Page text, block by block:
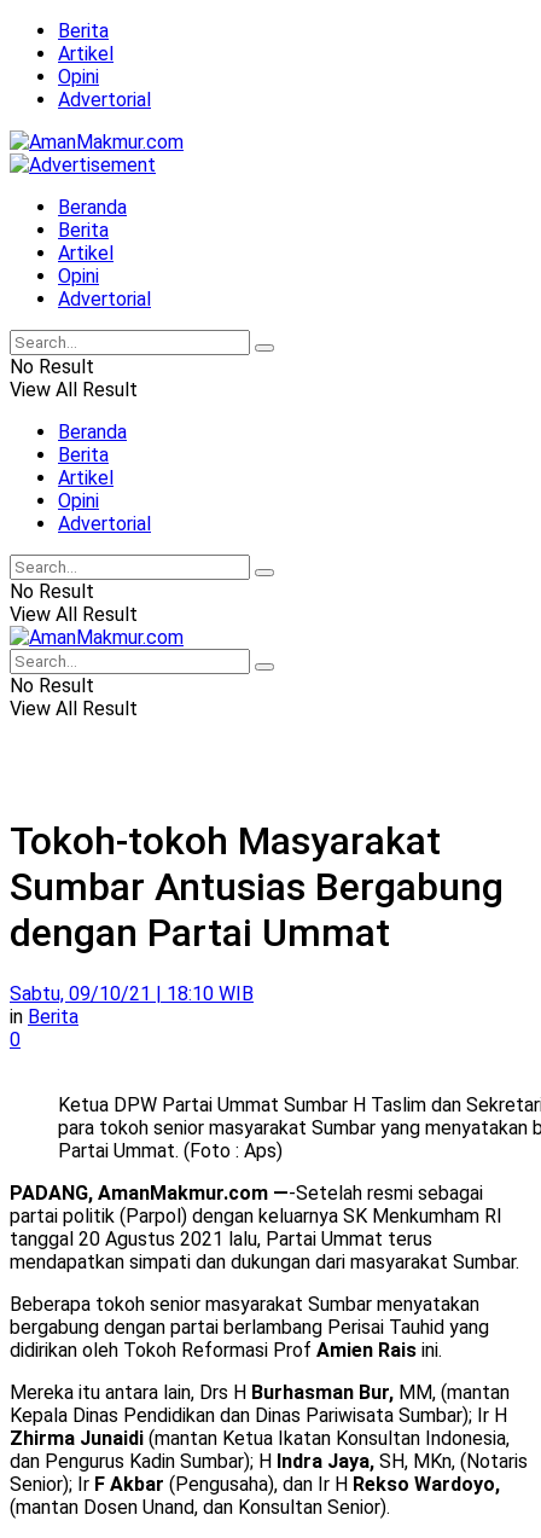
Berita
Artikel
Opini
Advertorial
Beranda
Berita
Artikel
Opini
Advertorial
No Result
View All Result
Beranda
Berita
Artikel
Opini
Advertorial
No Result
View All Result
No Result
View All Result
Tokoh-tokoh Masyarakat
Sumbar Antusias Bergabung
dengan Partai Ummat
Sabtu, 09/10/21 | 18:10 WIB
in Berita
0
Ketua DPW Partai Ummat Sumbar H Taslim dan
para tokoh senior masyarakat Sumbar yang menyatakan
Partai Ummat. (Foto : Aps)
PADANG, AmanMakmur.com —-Setelah resmi sebagai
partai politik (Parpol) dengan keluarnya SK Menkumham RI
tanggal 20 Agustus 2021 lalu, Partai Ummat terus
mendapatkan simpati dan dukungan dari masyarakat Sumbar.
Beberapa tokoh senior masyarakat Sumbar menyatakan
bergabung dengan partai berlambang Perisai Tauhid yang
didirikan oleh Tokoh Reformasi Prof Amien Rais ini.
Mereka itu antara lain, Drs H Burhasman Bur, MM, (mantan
Kepala Dinas Pendidikan dan Dinas Pariwisata Sumbar); Ir H
Zhirma Junaidi (mantan Ketua Ikatan Konsultan Indonesia,
dan Pengurus Kadin Sumbar); H Indra Jaya, SH, MKn, (Notaris
Senior); Ir F Akbar (Pengusaha), dan Ir H Rekso Wardoyo,
(mantan Dosen Unand, dan Konsultan Senior).